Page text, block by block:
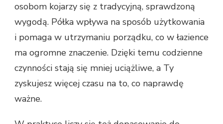
osobom kojarzy się z tradycyjną, sprawdzoną
wygodą. Półka wpływa na sposób użytkowania
i pomaga w utrzymaniu porządku, co w łazience
ma ogromne znaczenie. Dzięki temu codzienne
czynności stają się mniej uciążliwe, a Ty
zyskujesz więcej czasu na to, co naprawdę
ważne.